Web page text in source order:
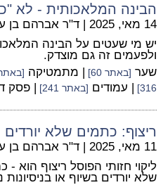
הבינה המלאכותית - לא
14 מאי, 2025 | ד"ר אברהם בן
יש מי שעטים על הבינה
ולפעמים זה גם מוצדק.
שער [באתר 60] | מתמטיקה [באתר
316]
| עמודים [באתר 241] | פסק
ריצוף: כתמים שלא יורדים
11 מאי, 2025 | ד"ר אברהם בן
ליקוי חזותי הפוסל ריצוף הוא -
שלא יורדים בשיוף או בניסיונות